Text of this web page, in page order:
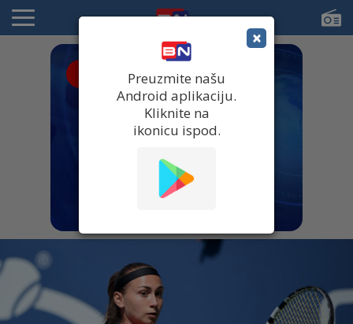
×
Preuzmite našu
Android aplikaciju.
Kliknite na
ikonicu ispod.